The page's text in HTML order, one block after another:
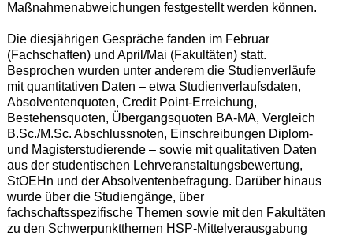
Maßnahmenabweichungen festgestellt werden können.
Die diesjährigen Gespräche fanden im Februar
(Fachschaften) und April/Mai (Fakultäten) statt.
Besprochen wurden unter anderem die Studienverläufe
mit quantitativen Daten – etwa Studienverlaufsdaten,
Absolventenquoten, Credit Point-Erreichung,
Bestehensquoten, Übergangsquoten BA-MA, Vergleich
B.Sc./M.Sc. Abschlussnoten, Einschreibungen Diplom-
und Magisterstudierende – sowie mit qualitativen Daten
aus der studentischen Lehrveranstaltungsbewertung,
StOEHn und der Absolventenbefragung. Darüber hinaus
wurde über die Studiengänge, über
fachschaftsspezifische Themen sowie mit den Fakultäten
zu den Schwerpunktthemen HSP-Mittelverausgabung